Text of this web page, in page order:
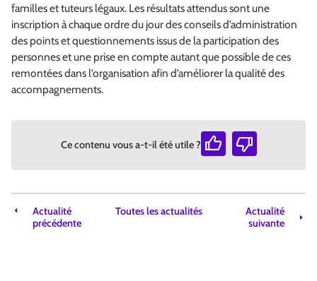
familles et tuteurs légaux. Les résultats attendus sont une
inscription à chaque ordre du jour des conseils d’administration
des points et questionnements issus de la participation des
personnes et une prise en compte autant que possible de ces
remontées dans l’organisation afin d’améliorer la qualité des
accompagnements.
Ce contenu vous a-t-il été utile ?
Actualité
précédente
Toutes les actualités
Actualité
suivante